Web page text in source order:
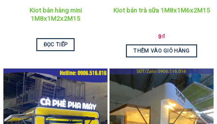
Kiot bán hàng mini
1M8x1M2x2M15
ĐỌC TIẾP
Kiot bán trà sữa 1M8x1M6x2M15
9₫
THÊM VÀO GIỎ HÀNG